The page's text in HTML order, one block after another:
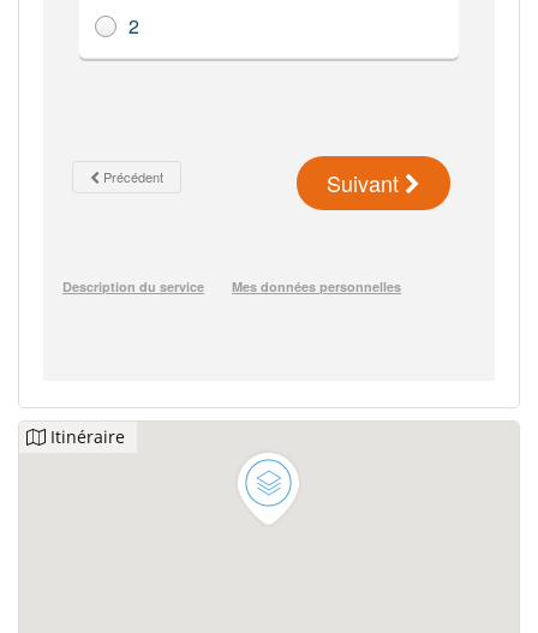
Itinéraire